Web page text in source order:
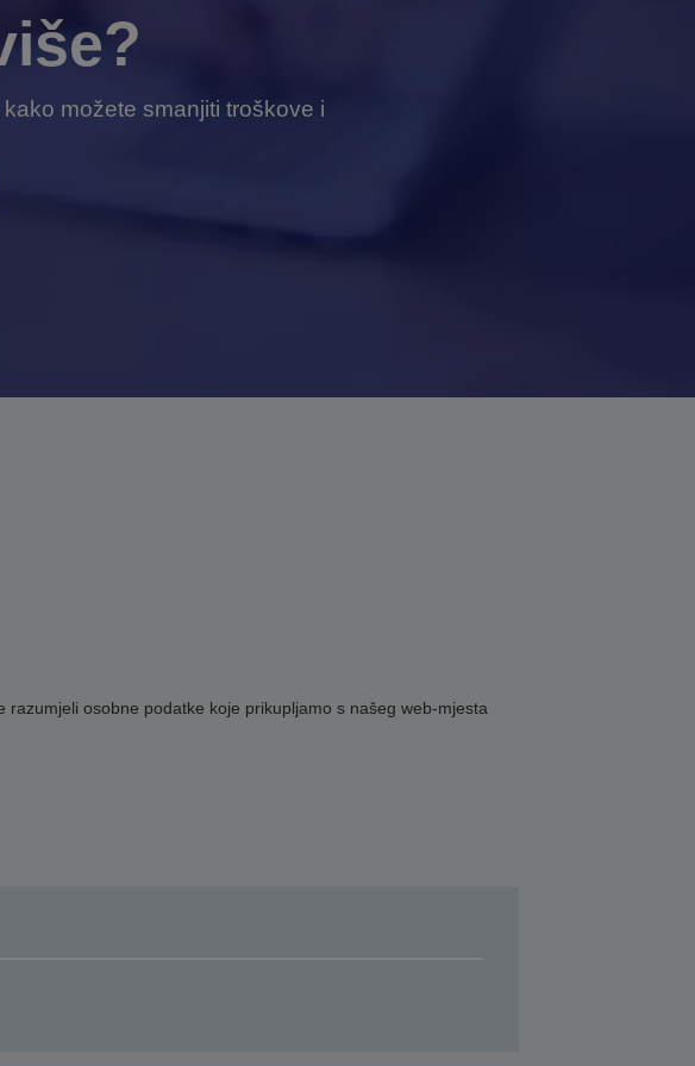
možete smanjiti troškove i
osobne podatke koje prikupljamo s našeg web-mjesta